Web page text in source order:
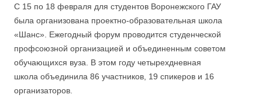
С 15 по 18 февраля для студентов Воронежского ГАУ
была организована проектно-образовательная школа
«Шанс». Ежегодный форум проводится студенческой
профсоюзной организацией и объединенным советом
обучающихся вуза. В этом году четырехдневная
школа объединила 86 участников, 19 спикеров и 16
организаторов.